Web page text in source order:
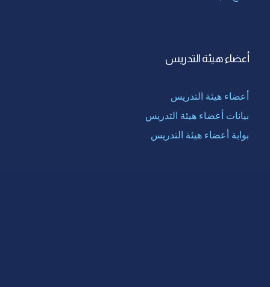
أعضاء هيئة التدريس
أعضاء هيئة التدريس
بيانات أعضاء هيئة التدريس
بوابة أعضاء هيئة التدريس